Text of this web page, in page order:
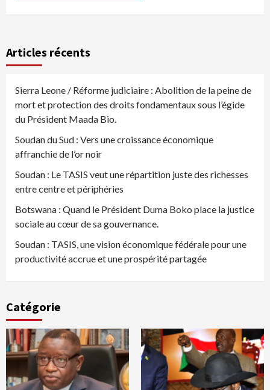
Articles récents
Sierra Leone / Réforme judiciaire : Abolition de la peine de
mort et protection des droits fondamentaux sous l’égide
du Président Maada Bio.
Soudan du Sud : Vers une croissance économique
affranchie de l’or noir
Soudan : Le TASIS veut une répartition juste des richesses
entre centre et périphéries
Botswana : Quand le Président Duma Boko place la justice
sociale au cœur de sa gouvernance.
Soudan : TASIS, une vision économique fédérale pour une
productivité accrue et une prospérité partagée
Catégorie